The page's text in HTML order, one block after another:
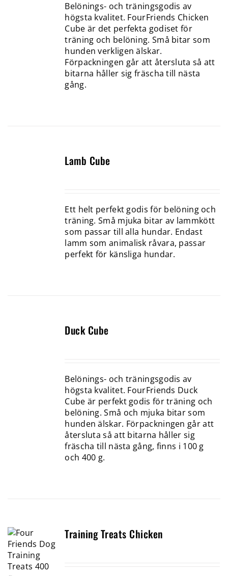
Belönings- och träningsgodis av
högsta kvalitet. FourFriends Chicken
Cube är det perfekta godiset för
träning och belöning. Små bitar som
hunden verkligen älskar.
Förpackningen går att återsluta så att
bitarna håller sig fräscha till nästa
gång.
Lamb Cube
Ett helt perfekt godis för belöning och
träning. Små mjuka bitar av lammkött
som passar till alla hundar. Endast
lamm som animalisk råvara, passar
perfekt för känsliga hundar.
Duck Cube
Belönings- och träningsgodis av
högsta kvalitet. FourFriends Duck
Cube är perfekt godis för träning och
belöning. Små och mjuka bitar som
hunden älskar. Förpackningen går att
återsluta så att bitarna håller sig
fräscha till nästa gång, finns i 100 g
och 400 g.
Training Treats Chicken